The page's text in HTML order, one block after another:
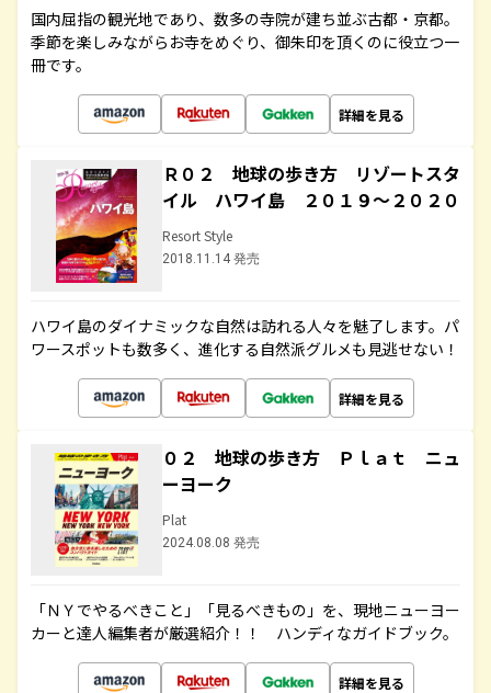
国内屈指の観光地であり、数多の寺院が建ち並ぶ古都・京都。
季節を楽しみながらお寺をめぐり、御朱印を頂くのに役立つ一
冊です。
詳細を見る
Ｒ０２ 地球の歩き方 リゾートスタ
イル ハワイ島 ２０１９～２０２０
Resort Style
2018.11.14 発売
ハワイ島のダイナミックな自然は訪れる人々を魅了します。パ
ワースポットも数多く、進化する自然派グルメも見逃せない！
詳細を見る
０２ 地球の歩き方 Ｐｌａｔ ニュ
ーヨーク
Plat
2024.08.08 発売
「ＮＹでやるべきこと」「見るべきもの」を、現地ニューヨー
カーと達人編集者が厳選紹介！！ ハンディなガイドブック。
詳細を見る